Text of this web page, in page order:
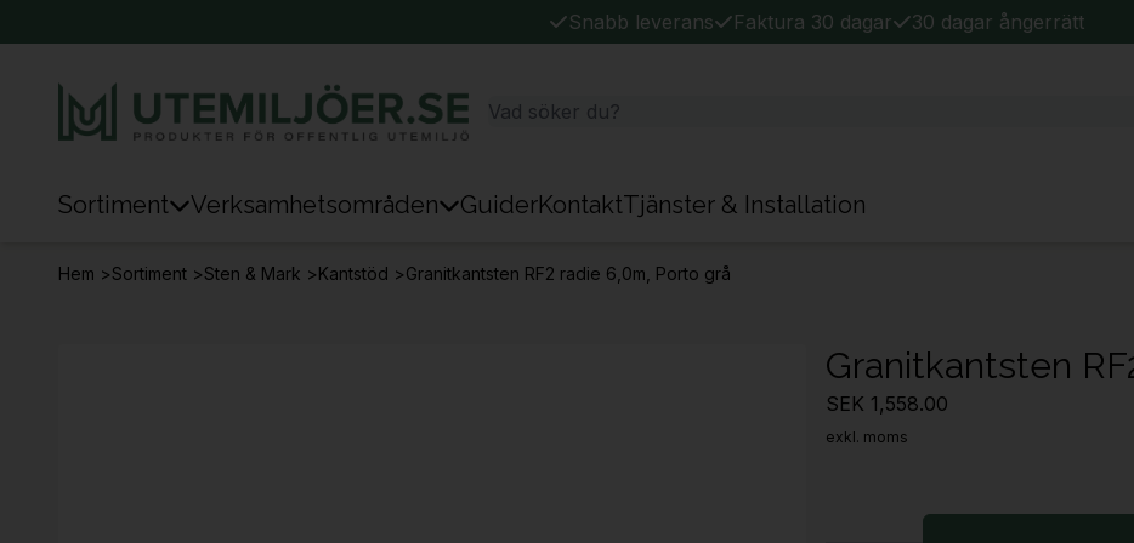
Snabb leverans Faktura 30 dagar 30 dagar ångerrätt
Sortiment Verksamhetsområden GuiderKontaktTjänster & Installation
Hem >Sortiment >Sten & Mark >Kantstöd >Granitkantsten RF2 radie 6,0m, Porto grå
Granitkantsten
SEK 1,558.00
exkl. moms